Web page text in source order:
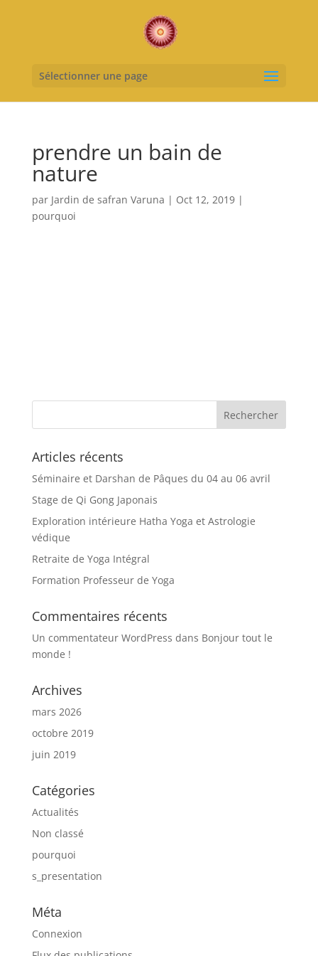
Sélectionner une page
prendre un bain de
nature
par Jardin de safran Varuna | Oct 12, 2019|
pourquoi
Articles récents
Séminaire et Darshan de Pâques du 04 au 06 avril
Stage de Qi Gong Japonais
Exploration intérieure Hatha Yoga et Astrologie
védique
Retraite de Yoga Intégral
Formation Professeur de Yoga
Commentaires récents
Un commentateur WordPress dans Bonjour tout le
monde !
Archives
mars 2026
octobre 2019
juin 2019
Catégories
Actualités
Non classé
pourquoi
s_presentation
Méta
Connexion